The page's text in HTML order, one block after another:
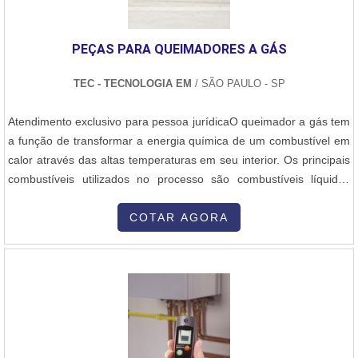
combustíveis ou através de processos industriais, com aplicações
na geração de energia ou em sistemas de aquecimento. Vasos de
também produzem grandes estruturas metálicas que suportam ou
acomodam esses equipamentos, como plataformas e bases. 3.
Processos Envolvidos A caldeiraria envolve várias etapas de
com cálculos de resistência dos materiais e de pressão para
garantir a segurança e a eficiência do equipamento. Corte de
Materiais: Utilizam-se diversos processos, como corte a plasma, a
PEÇAS PARA QUEIMADORES A GÁS
TEC - TECNOLOGIA EM / SÃO PAULO - SP
Atendimento exclusivo para pessoa jurídicaO queimador a gás tem
a função de transformar a energia química de um combustível em
calor através das altas temperaturas em seu interior. Os principais
combustíveis utilizados no processo são combustíveis líquidos
gasosos o glp (gás liquefeito de petróleo), gás metano, gás natural,
COTAR AGORA